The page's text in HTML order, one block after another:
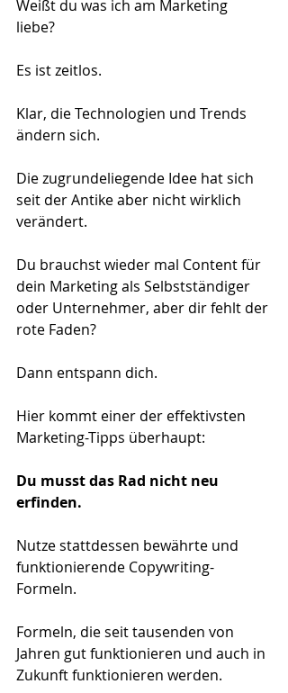
Weißt du was ich am Marketing
liebe?
Es ist zeitlos.
Klar, die Technologien und Trends
ändern sich.
Die zugrundeliegende Idee hat sich
seit der Antike aber nicht wirklich
verändert.
Du brauchst wieder mal Content für
dein Marketing als Selbstständiger
oder Unternehmer, aber dir fehlt der
rote Faden?
Dann entspann dich.
Hier kommt einer der effektivsten
Marketing-Tipps überhaupt:
Du musst das Rad nicht neu
erfinden.
Nutze stattdessen bewährte und
funktionierende Copywriting-
Formeln.
Formeln, die seit tausenden von
Jahren gut funktionieren und auch in
Zukunft funktionieren werden.